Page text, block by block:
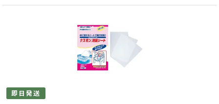
即日発送